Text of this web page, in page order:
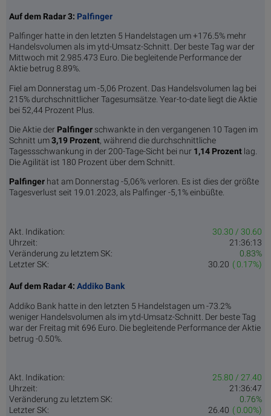
Auf dem Radar 3: Palfinger
Palfinger hatte in den letzten 5 Handelstagen um +176.5% mehr
Handelsvolumen als im ytd-Umsatz-Schnitt. Der beste Tag war der
Mittwoch mit 2.985.473 Euro. Die begleitende Performance der
Aktie betrug 8.89%.
Fiel am Donnerstag um -5,06 Prozent. Das Handelsvolumen lag bei
215% durchschnittlicher Tagesumsätze. Year-to-date liegt die Aktie
bei 52,44 Prozent Plus.
Die Aktie der Palfinger schwankte in den vergangenen 10 Tagen im
Schnitt um3,19 Pro­zent, während die durchschnittliche
Tagessschwankung in der 200-Tage-Sicht bei nur 1,14 Prozent lag.
Die Agilität ist 180 Prozent über dem Schnitt.
Palfinger hat am Donnerstag -5,06% verloren. Es ist dies der größte
Tagesverlust seit 19.01.2023, als Palfinger -5,1% einbüßte.
Akt. Indikation:
30.30 / 30.60
Uhrzeit:
21:36:13
Veränderung zu letztem SK:
0.83%
Letzter SK:
( 0.17%)
30.20
Auf dem Radar 4: Addiko Bank
Addiko Bank hatte in den letzten 5 Handelstagen um -73.2%
weniger Handelsvolumen als im ytd-Umsatz-Schnitt. Der beste Tag
war der Freitag mit 696 Euro. Die begleitende Performance der Aktie
betrug -0.50%.
Akt. Indikation:
25.80 / 27.40
Uhrzeit:
21:36:47
Veränderung zu letztem SK:
0.76%
Letzter SK:
( 0.00%)
26.40